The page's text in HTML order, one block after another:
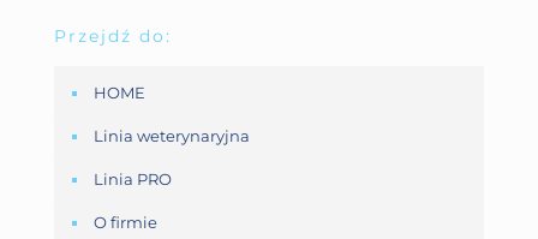
Przejdź do:
HOME
Linia weterynaryjna
Linia PRO
O firmie